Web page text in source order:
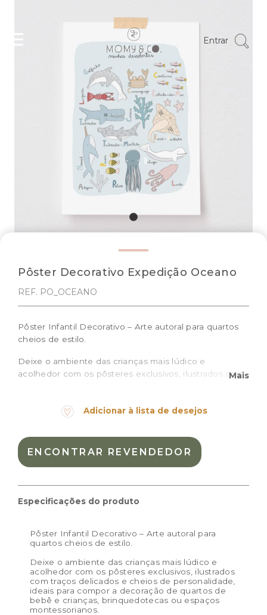
Entrar
Pôster Decorativo Expedição Oceano
REF. PO_OCEANO
Pôster Infantil Decorativo – Arte autoral para quartos
cheios de estilo.
Deixe o ambiente das crianças mais lúdico e
acolhedor com os pôsteres exclusivos, ilustrados com
crianças, brinquedotecas ou espaços montessorianos.
alta qualidade, traz desenhos das pequenas
descobertas do fundo do mar e é perfeito para criar
Tamanho PP (13×18 cm) – preço de venda R$ 25,00 /
preço de revenda: R$ 57,50
Tamanho P (21 x 29,7 cm) – preço de venda: R$ 32,00 /
preço de revenda: R$ 73,60
Tamanho M (29,7 x 42 cm) – preço de venda: R$ 50,00
Mais
Adicionar à lista de desejos
ENCONTRAR REVENDEDOR
Especificações do produto
Pôster Infantil Decorativo – Arte autoral para
quartos cheios de estilo.
Deixe o ambiente das crianças mais lúdico e
acolhedor com os pôsteres exclusivos, ilustrados
com traços delicados e cheios de personalidade,
ideais para compor a decoração de quartos de
bebê e crianças, brinquedotecas ou espaços
montessorianos.